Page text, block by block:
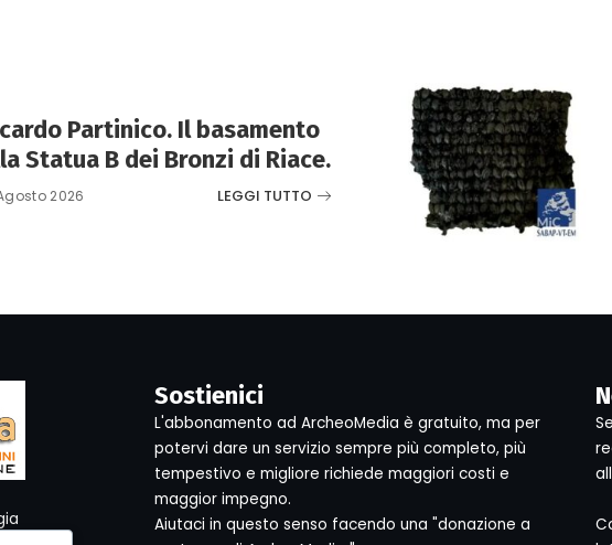
Partinico. Il basamento
Statua B dei Bronzi di Riace.
2026 LEGGI TUTTO
Sostienici
L'abbonamento ad ArcheoMedia è gratuito, ma per
potervi dare un servizio sempre più completo, più
tempestivo e migliore richiede maggiori costi e
maggior impegno.
Aiutaci in questo senso facendo una "donazione a